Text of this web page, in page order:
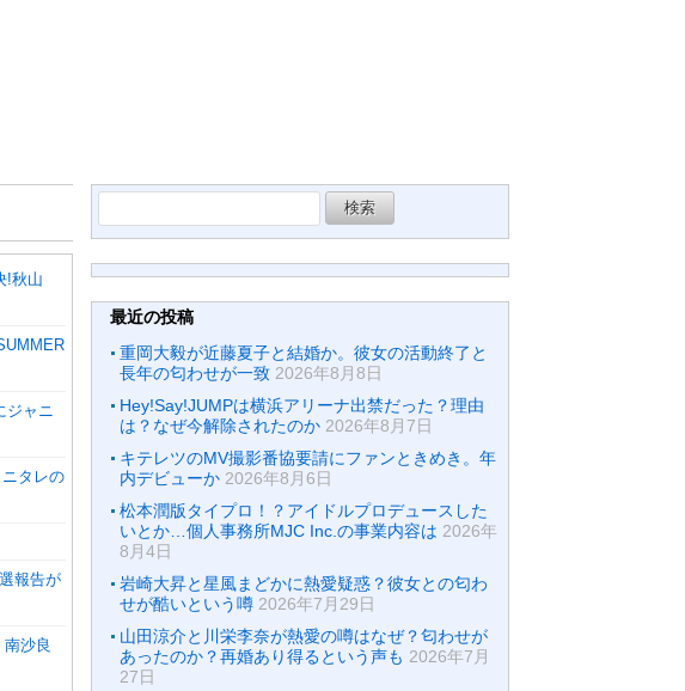
!秋山
ジャニ
タレの
報告が
沙良
索:
最近の投稿
重岡大毅が近藤夏子と結婚か。彼女の活動終了と
長年の匂わせが一致 2026年8月8日
Hey!Say!JUMPは横浜アリーナ出禁だった？理由
は？なぜ今解除されたのか 2026年8月7日
キテレツのMV撮影番協要請にファンときめき。年
内デビューか 2026年8月6日
松本潤版タイプロ！？アイドルプロデュースした
いとか…個人事務所MJC Inc.の事業内容は 2026年
8月4日
岩崎大昇と星風まどかに熱愛疑惑？彼女との匂わ
せが酷いという噂 2026年7月29日
山田涼介と川栄李奈が熱愛の噂はなぜ？匂わせが
あったのか？再婚あり得るという声も 2026年7月
27日